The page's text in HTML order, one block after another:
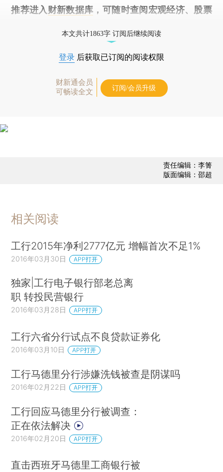
推荐进入 财新数据库 ，可随时查阅宏观经济、股票
本文共计1863字 订阅后继续阅读
登录 后获取已订阅的阅读权限
财新通会员
可畅读全文
订阅/会员升级
责任编辑：李箐
版面编辑：邵超
相关阅读
工行2015年净利2777亿元 增幅首次不足1%
2016年03月30日 APP打开
独家|工行电子银行部老总离
职 转投民营银行
2016年03月28日 APP打开
工行六省分行试点不良贷款证券化
2016年03月10日 APP打开
工行马德里分行涉嫌洗钱被查是阴谋吗
2016年02月22日 APP打开
工行回应马德里分行被调查：
正在依法解决
2016年02月20日 APP打开
直击西班牙马德里工商银行被